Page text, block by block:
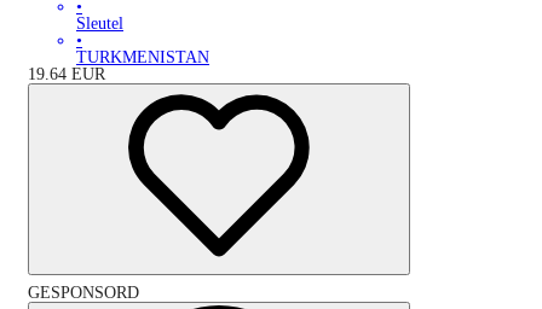
•
Sleutel
•
TURKMENISTAN
19.64 EUR
GESPONSORD